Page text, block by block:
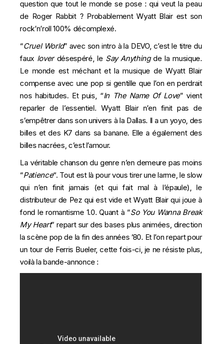
question que tout le monde se pose : qui veut la peau
de Roger Rabbit ? Probablement Wyatt Blair est son
rock’n’roll 100% décomplexé.
“Cruel World” avec son intro à la DEVO, c’est le titre du
faux loverdésespéré, le Say Anythingde la musique.
Le monde est méchant et la musique de Wyatt Blair
compense avec une pop si gentille que l’on en perdrait
nos habitudes. Et puis, “In The Name Of Love” vient
reparler de l’essentiel. Wyatt Blair n’en finit pas de
s’empêtrer dans son univers à la Dallas. Il a un yoyo, des
billes et des K7 dans sa banane. Elle a également des
billes nacrées, c’est l’amour.
La véritable chanson du genre n’en demeure pas moins
“Patience“. Tout est là pour vous tirer une larme, le slow
qui n’en finit jamais (et qui fait mal à l’épaule), le
distributeur de Pez qui est vide et Wyatt Blair qui joue à
fond le romantisme 1.0. Quant à “So You Wanna Break
My Heart” repart sur des bases plus animées, direction
la scène pop de la fin des années ’80. Et l’on repart pour
un tour de Ferris Bueler, cette fois-ci, je ne résiste plus,
voilà la bande-annonce :